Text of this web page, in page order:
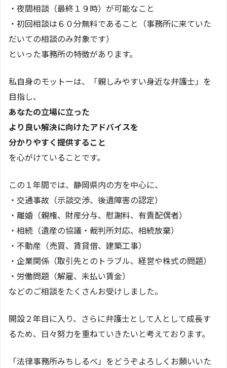
・夜間相談（最終１９時）が可能なこと
・初回相談は６０分無料であること（事務所に来ていた
だいての相談のみ対象です）
といった事務所の特徴があります。
私自身のモットーは、「親しみやすい身近な弁護士」を
目指し、
あなたの立場に立った
より良い解決に向けたアドバイスを
分かりやすく提供すること
を心がけていることです。
この１年間では、静岡県内の方を中心に、
・交通事故（示談交渉、後遺障害の認定）
・離婚（親権、財産分与、慰謝料、有責配偶者）
・相続（遺産の協議・裁判所対応、相続放棄）
・不動産（売買、賃貸借、建築工事）
・企業関係（取引先とのトラブル、経営や株式の問題）
・労働問題（解雇、未払い賃金）
などのご相談をたくさんお受けしました。
開設２年目に入り、さらに弁護士として人として成長す
るため、日々努力を重ねていきたいと考えております。
「法律事務所みちしるべ」をどうぞよろしくお願いいた